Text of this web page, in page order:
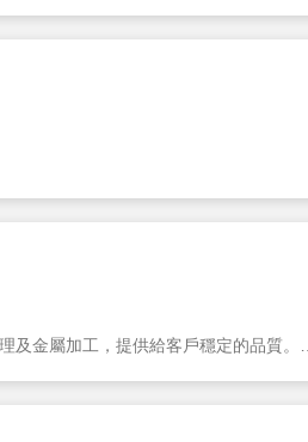
性材料包括 PEEK、PEKK、PEEK-CF、
直接增材製造和功能測試。不同規格系
610x508x508mm的不同機型。
金屬加工，提供給客戶穩定的品質。